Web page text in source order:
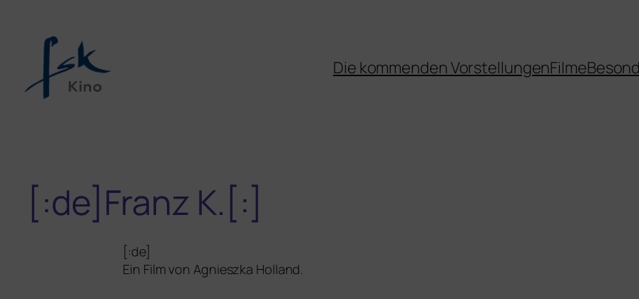
Die kommenden VorstellungenFilme
[:de]Franz K.[:]
[:de]
Ein Film von Agnieszka Holland.